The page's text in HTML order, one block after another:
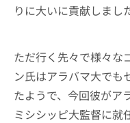
りに大いに貢献しまし
ただ行く先々で様々な
ン氏はアラバマ大でも
たようで、今回彼がア
ミシシッピ大監督に就